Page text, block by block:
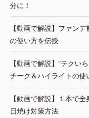
分に！
【動画で解説】ファン
の使い方を伝授
【動画で解説】“テクい
チーク＆ハイライトの使
【動画で解説】１本で
日焼け対策方法